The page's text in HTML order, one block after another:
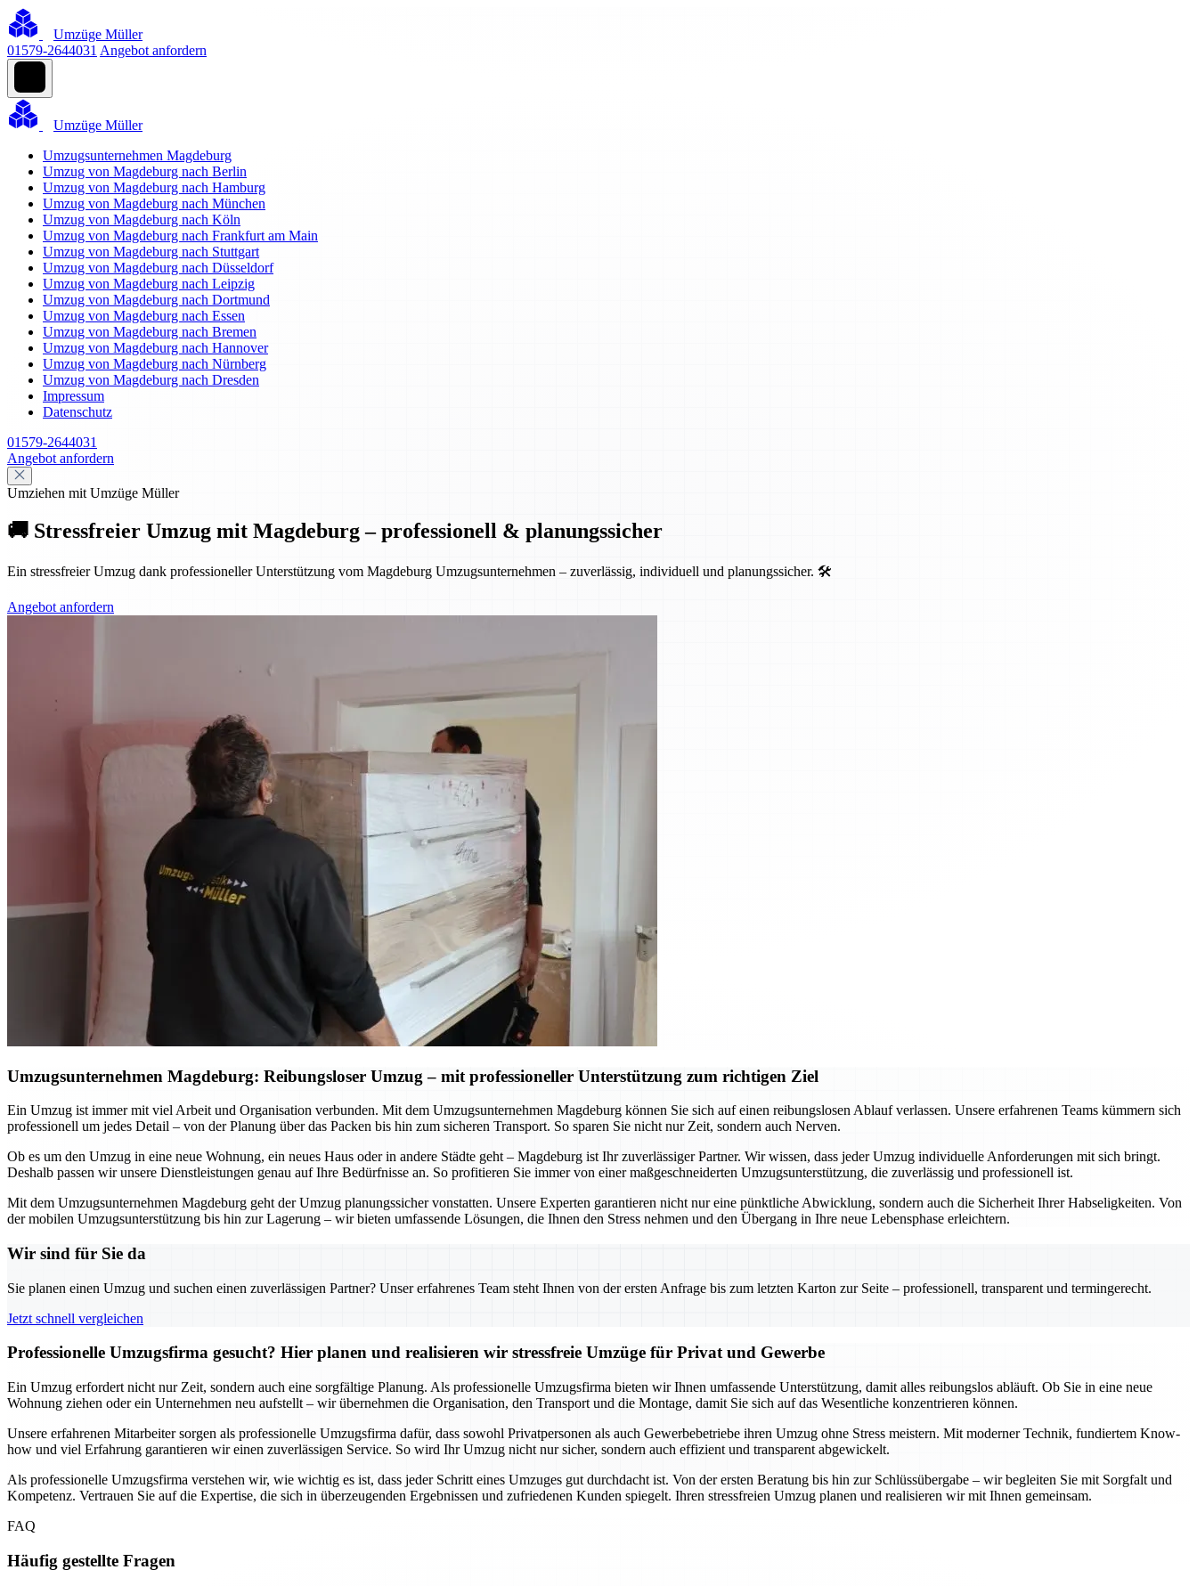
Umzüge Müller
01579-2644031 Angebot anfordern
Umzüge Müller
Umzugsunternehmen Magdeburg
Umzug von Magdeburg nach Berlin
Umzug von Magdeburg nach Hamburg
Umzug von Magdeburg nach München
Umzug von Magdeburg nach Köln
Umzug von Magdeburg nach Frankfurt am Main
Umzug von Magdeburg nach Stuttgart
Umzug von Magdeburg nach Düsseldorf
Umzug von Magdeburg nach Leipzig
Umzug von Magdeburg nach Dortmund
Umzug von Magdeburg nach Essen
Umzug von Magdeburg nach Bremen
Umzug von Magdeburg nach Hannover
Umzug von Magdeburg nach Nürnberg
Umzug von Magdeburg nach Dresden
Impressum
Datenschutz
01579-2644031
Angebot anfordern
Umziehen mit Umzüge Müller
🚚 Stressfreier Umzug mit Magdeburg – professionell & planungssicher
Ein stressfreier Umzug dank professioneller Unterstützung vom Magdeburg Umzugsunternehmen – zuverlässig, individuell und planungssicher. 🛠️
Angebot anfordern
Umzugsunternehmen Magdeburg: Reibungsloser Umzug – mit professioneller Unterstützung zum richtigen Ziel
Ein Umzug ist immer mit viel Arbeit und Organisation verbunden. Mit dem Umzugsunternehmen Magdeburg können Sie sich auf einen reibungslosen Ablauf verlassen. Unsere erfahrenen Teams kümmern sich
professionell um jedes Detail – von der Planung über das Packen bis hin zum sicheren Transport. So sparen Sie nicht nur Zeit, sondern auch Nerven.
Ob es um den Umzug in eine neue Wohnung, ein neues Haus oder in andere Städte geht – Magdeburg ist Ihr zuverlässiger Partner. Wir wissen, dass jeder Umzug individuelle Anforderungen mit sich bringt.
Deshalb passen wir unsere Dienstleistungen genau auf Ihre Bedürfnisse an. So profitieren Sie immer von einer maßgeschneiderten Umzugsunterstützung, die zuverlässig und professionell ist.
Mit dem Umzugsunternehmen Magdeburg geht der Umzug planungssicher vonstatten. Unsere Experten garantieren nicht nur eine pünktliche Abwicklung, sondern auch die Sicherheit Ihrer Habseligkeiten. Von
der mobilen Umzugsunterstützung bis hin zur Lagerung – wir bieten umfassende Lösungen, die Ihnen den Stress nehmen und den Übergang in Ihre neue Lebensphase erleichtern.
Wir sind für Sie da
Sie planen einen Umzug und suchen einen zuverlässigen Partner? Unser erfahrenes Team steht Ihnen von der ersten Anfrage bis zum letzten Karton zur Seite – professionell, transparent und termingerecht.
Jetzt schnell vergleichen
Professionelle Umzugsfirma gesucht? Hier planen und realisieren wir stressfreie Umzüge für Privat und Gewerbe
Ein Umzug erfordert nicht nur Zeit, sondern auch eine sorgfältige Planung. Als professionelle Umzugsfirma bieten wir Ihnen umfassende Unterstützung, damit alles reibungslos abläuft. Ob Sie in eine neue
Wohnung ziehen oder ein Unternehmen neu aufstellt – wir übernehmen die Organisation, den Transport und die Montage, damit Sie sich auf das Wesentliche konzentrieren können.
Unsere erfahrenen Mitarbeiter sorgen als professionelle Umzugsfirma dafür, dass sowohl Privatpersonen als auch Gewerbebetriebe ihren Umzug ohne Stress meistern. Mit moderner Technik, fundiertem Know-
how und viel Erfahrung garantieren wir einen zuverlässigen Service. So wird Ihr Umzug nicht nur sicher, sondern auch effizient und transparent abgewickelt.
Als professionelle Umzugsfirma verstehen wir, wie wichtig es ist, dass jeder Schritt eines Umzuges gut durchdacht ist. Von der ersten Beratung bis hin zur Schlüssübergabe – wir begleiten Sie mit Sorgfalt und
Kompetenz. Vertrauen Sie auf die Expertise, die sich in überzeugenden Ergebnissen und zufriedenen Kunden spiegelt. Ihren stressfreien Umzug planen und realisieren wir mit Ihnen gemeinsam.
FAQ
Häufig gestellte Fragen